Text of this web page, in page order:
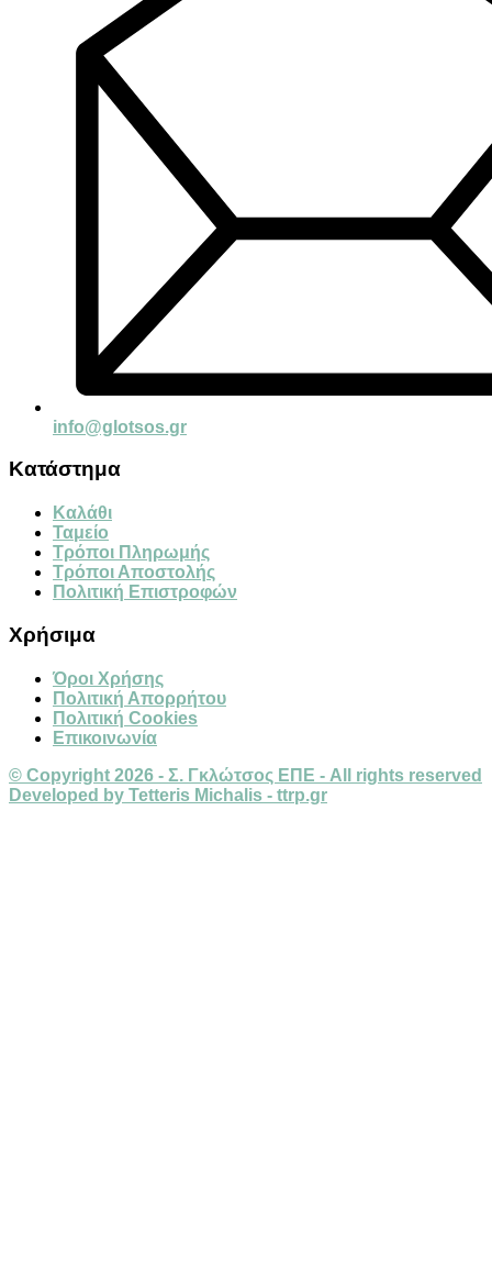
info@glotsos.gr
Κατάστημα
Καλάθι
Ταμείο
Τρόποι Πληρωμής
Τρόποι Αποστολής
Πολιτική Επιστροφών
Χρήσιμα
Όροι Χρήσης
Πολιτική Απορρήτου
Πολιτική Cookies
Επικοινωνία
© Copyright 2026 - Σ. Γκλώτσος ΕΠΕ - All rights reserved
Developed by Tetteris Michalis - ttrp.gr